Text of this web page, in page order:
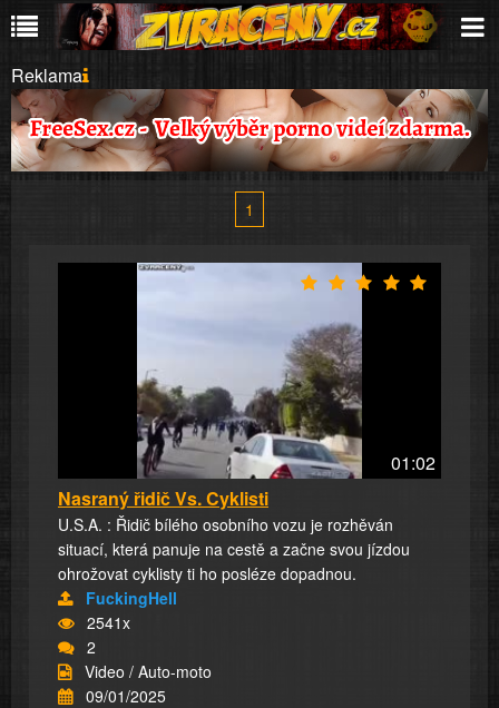
Reklama
1
01:02
Nasraný řidič Vs. Cyklisti
U.S.A. : Řidič bílého osobního vozu je rozhěván
situací, která panuje na cestě a začne svou jízdou
ohrožovat cyklisty ti ho posléze dopadnou.
FuckingHell
2541x
2
Video / Auto-moto
09/01/2025